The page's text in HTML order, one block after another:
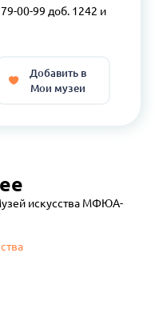
00-99 доб. 1242 и
Добавить в
Мои музеи
искусства МФЮА-